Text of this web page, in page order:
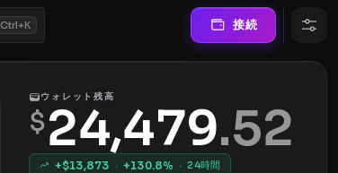
Ctrl+K 接続
ウォレット残高
$24,479.52
+$13,873 · +130.8% · 24時間